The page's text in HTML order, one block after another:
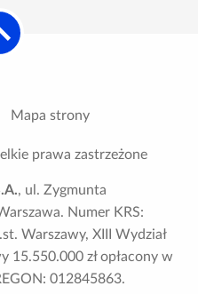
Mapa strony
prawa zastrzeżone
, ul. Zygmunta
Numer KRS:
Warszawy, XIII Wydział
15.550.000 zł opłacony w
012845863.